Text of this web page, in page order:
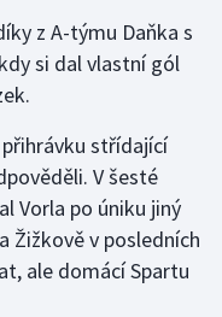
z A-týmu Daňka s
si dal vlastní gól
střídající
V šesté
Vorla po úniku jiný
Žižkově v posledních
ale domácí Spartu